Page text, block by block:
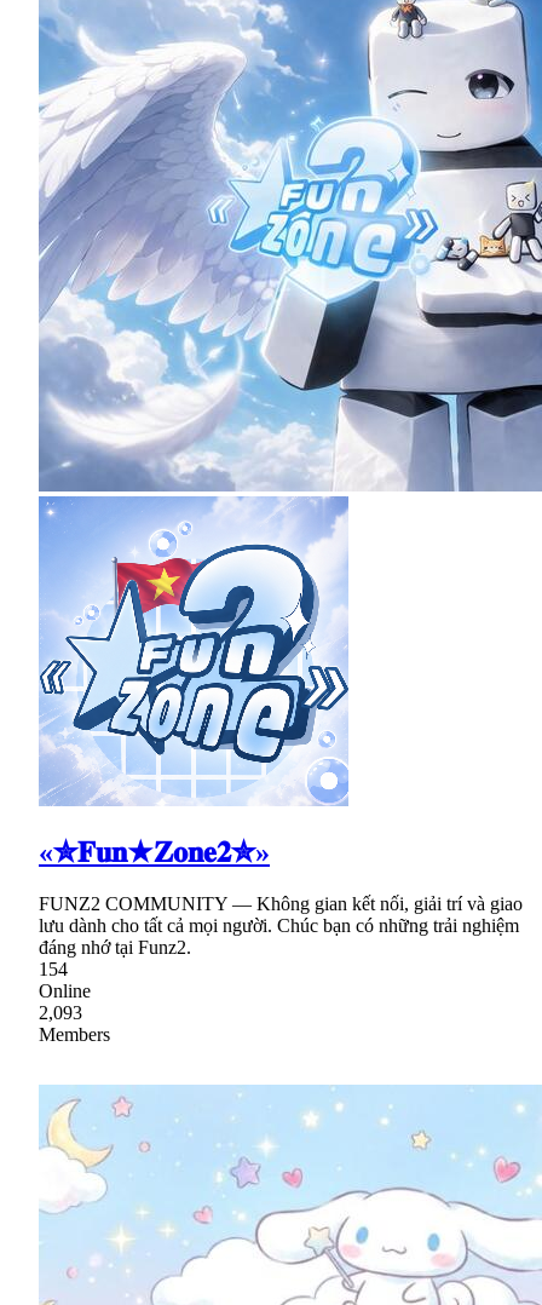
«✮𝐅𝐮𝐧★𝐙𝐨𝐧𝐞𝟐✮»
FUNZ2 COMMUNITY — Không gian kết nối, giải trí và giao
lưu dành cho tất cả mọi người. Chúc bạn có những trải nghiệm
đáng nhớ tại Funz2.
154
Online
2,093
Members